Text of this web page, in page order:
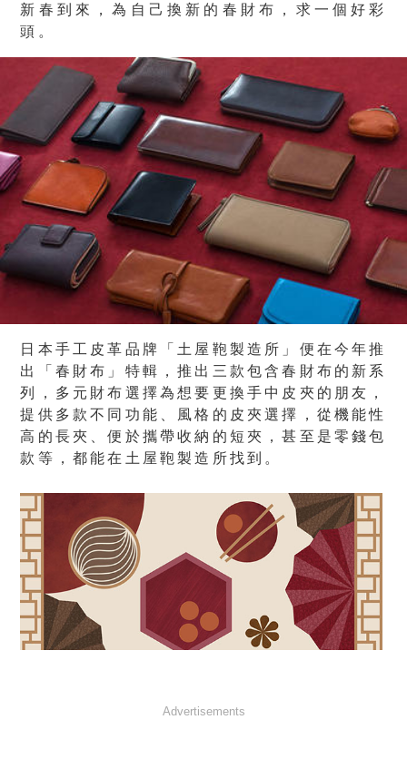
新春到來，為自己換新的春財布，求一個好彩
頭。
日本手工皮革品牌「土屋鞄製造所」便在今年推
出「春財布」特輯，推出三款包含春財布的新系
列，多元財布選擇為想要更換手中皮夾的朋友，
提供多款不同功能、風格的皮夾選擇，從機能性
高的長夾、便於攜帶收納的短夾，甚至是零錢包
款等，都能在土屋鞄製造所找到。
Advertisements